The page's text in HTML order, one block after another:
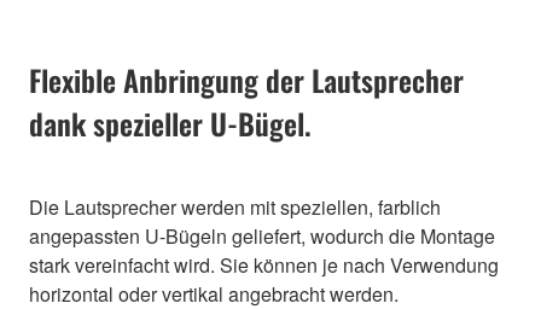
Flexible Anbringung der Lautsprecher
dank spezieller U-Bügel.
Die Lautsprecher werden mit speziellen, farblich
angepassten U-Bügeln geliefert, wodurch die Montage
stark vereinfacht wird. Sie können je nach Verwendung
horizontal oder vertikal angebracht werden.